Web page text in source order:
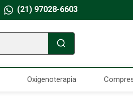
(21) 97028-6603
Oxigenoterapia